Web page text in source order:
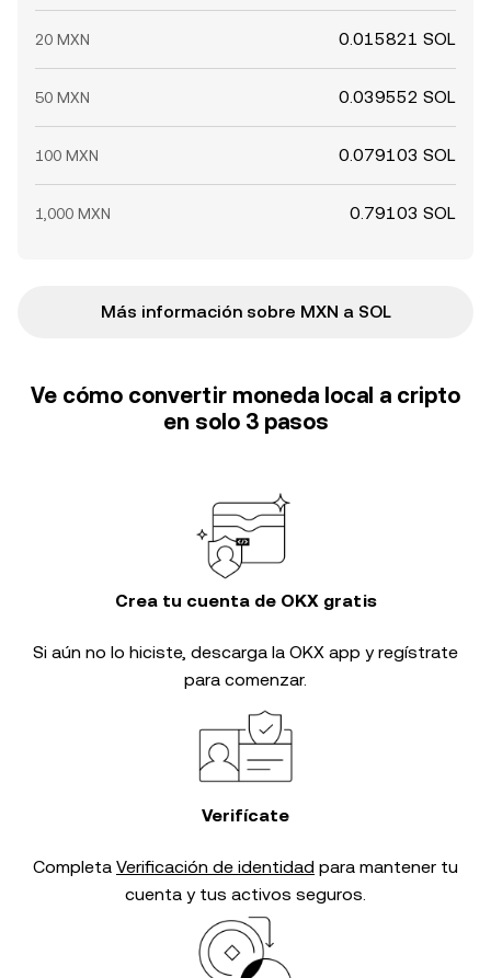
20 MXN 0.015821 SOL
50 MXN 0.039552 SOL
100 MXN 0.079103 SOL
1,000 MXN 0.79103 SOL
Más información sobre MXN a SOL
Ve cómo convertir moneda local a cripto
en solo 3 pasos
Crea tu cuenta de OKX gratis
Si aún no lo hiciste, descarga la OKX app y regístrate
para comenzar.
Verifícate
Completa Verificación de identidad para mantener tu
cuenta y tus activos seguros.